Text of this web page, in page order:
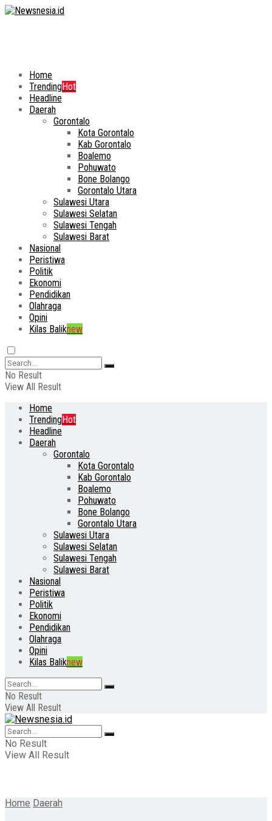
Home
TrendingHot
Headline
Daerah
Gorontalo
Kota Gorontalo
Kab Gorontalo
Boalemo
Pohuwato
Bone Bolango
Gorontalo Utara
Sulawesi Utara
Sulawesi Selatan
Sulawesi Tengah
Sulawesi Barat
Nasional
Peristiwa
Politik
Ekonomi
Pendidikan
Olahraga
Opini
Kilas Baliknew
No Result
View All Result
Home
TrendingHot
Headline
Daerah
Gorontalo
Kota Gorontalo
Kab Gorontalo
Boalemo
Pohuwato
Bone Bolango
Gorontalo Utara
Sulawesi Utara
Sulawesi Selatan
Sulawesi Tengah
Sulawesi Barat
Nasional
Peristiwa
Politik
Ekonomi
Pendidikan
Olahraga
Opini
Kilas Baliknew
No Result
View All Result
No Result
View All Result
Home Daerah